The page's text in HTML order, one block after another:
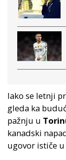
Iako se letnji
gleda ka
pažnju u
kanadski
ugovor ističe